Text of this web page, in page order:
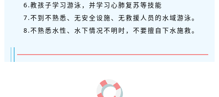
6.教孩子学习游泳，并学习心肺复苏等技能
7.不到不熟悉、无安全设施、无救援人员的水域游泳。
8.不熟悉水性、水下情况不明时，不要擅自下水施救。